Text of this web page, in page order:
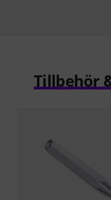
Tillbehör